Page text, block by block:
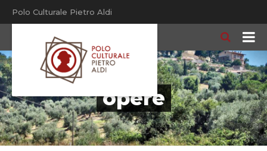
Polo Culturale Pietro Aldi
opere